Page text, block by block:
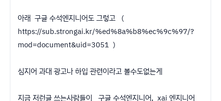
아래 구글 수석엔지니어도 그렇고 (
https://sub.strongai.kr/%ed%8a%b8%ec%9c%97/?
mod=document&uid=3051 )
심지어 과대 광고나 하입 관련이라고 볼수도없는게
지금 저런글 쓰는사람들이 구글 수석엔지니어, xai 엔지니어